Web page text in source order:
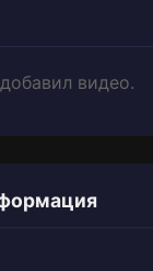
видео.